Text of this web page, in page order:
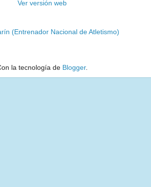
Ver versión web
(Entrenador Nacional de Atletismo)
la tecnología de Blogger.